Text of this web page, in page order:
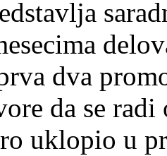
dva
da se
uklopio u